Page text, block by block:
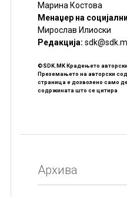
Марина Костова
Менаџер на
Мирослав Илиоски
Редакцијa:
©SDK.MK Крадењето авторски
Преземањето на авторски
страница е дозволено само
содржината што се цитира
Архива